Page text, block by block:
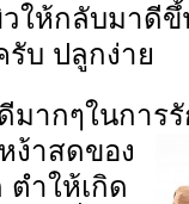
ให้กลับมาดีขึ้
บ ปลูกง่าย
มากๆในการ
ง้าสดของ
ำให้เกิด